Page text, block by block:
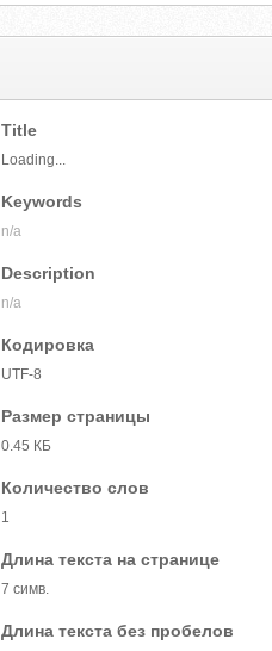
Title
Loading...
Keywords
n/a
Description
n/a
Кодировка
UTF-8
Размер страницы
0.45 КБ
Количество слов
1
Длина текста на странице
7 симв.
Длина текста без пробелов